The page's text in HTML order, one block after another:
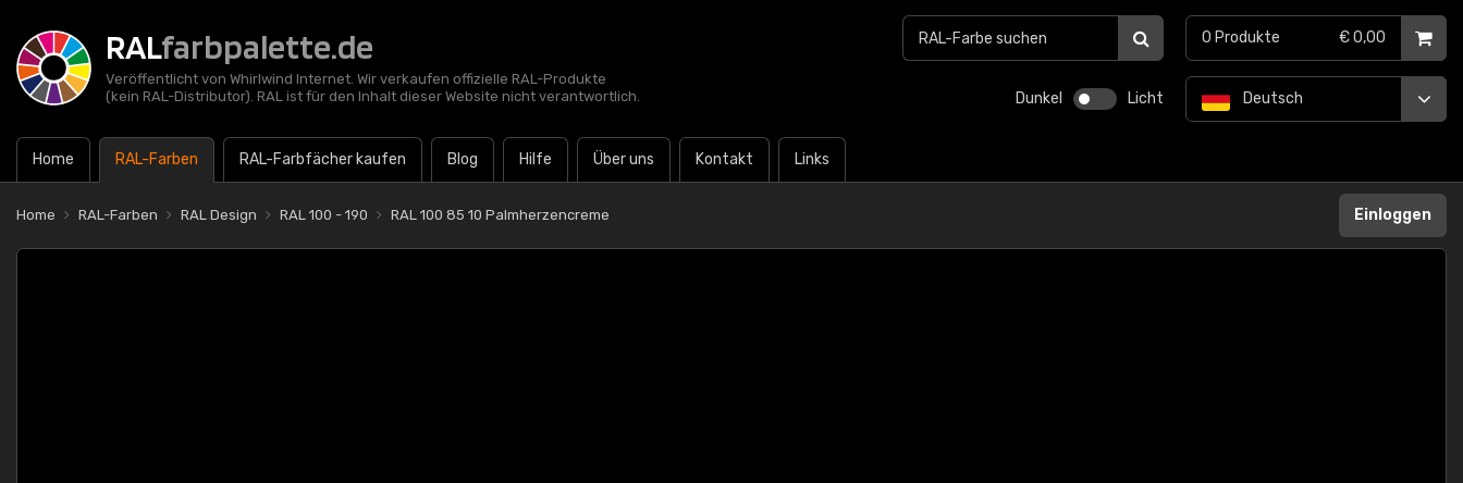
RALfarbpalette.de
Veröffentlicht von Whirlwind Internet. Wir verkaufen offizielle RAL-Produkte
(kein RAL-Distributor). RAL ist für den Inhalt dieser Website nicht verantwortlich.
Dunkel Licht
Home RAL-Farben RAL-Farbfächer kaufen Blog Hilfe Über uns Kontakt Links
Deutsch
0 Produkte € 0,00
Home RAL-Farben RAL Design RAL 100 - 190 RAL 100 85 10 Palmherzencreme Einloggen